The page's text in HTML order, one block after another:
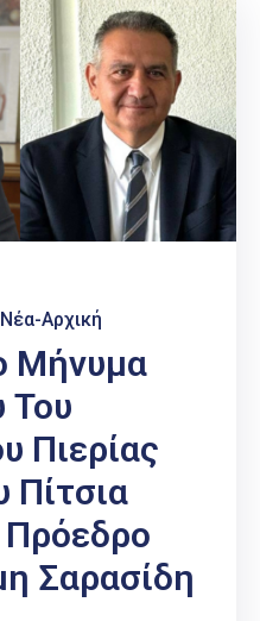
Αρχική
Μήνυμα
Του
Πιερίας
Πίτσια
Σαρασίδη